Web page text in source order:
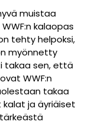
muistaa
kalaopas
tehty helpoksi,
myönnetty
takaa sen, että
WWF:n
takaa
ja äyriäiset